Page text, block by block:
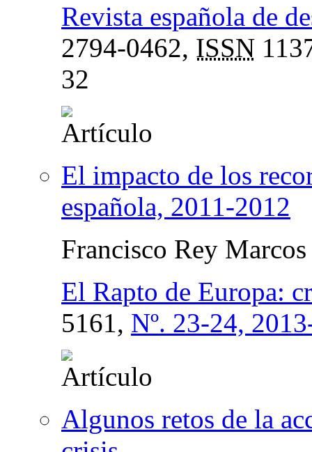
Revista española de
2794-0462, ISSN
32
El impacto de los
española, 2011-2012
Francisco Rey Marcos
El Rapto de Europa:
5161, Nº. 23-24,
Algunos retos de la